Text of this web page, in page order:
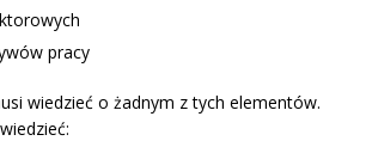
pracy
wiedzieć o żadnym z tych elementów.